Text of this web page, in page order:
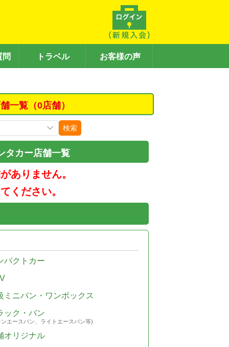
問 トラベル お客様の声
一覧（0店舗）
検索
タカー店舗一覧
ありません。
ください。
パクトカー
ミニバン・ワンボックス
ック・バン
エースバン、ライトエースバン等)
オリジナル